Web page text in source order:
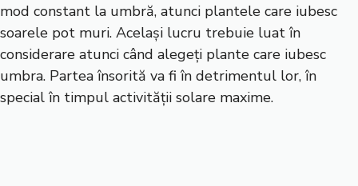
mod constant la umbră, atunci plantele care iubesc
soarele pot muri. Același lucru trebuie luat în
considerare atunci când alegeți plante care iubesc
umbra. Partea însorită va fi în detrimentul lor, în
special în timpul activității solare maxime.